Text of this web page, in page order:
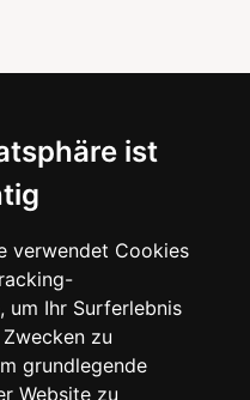
ist
verwendet Cookies
um Ihr Surferlebnis
zu
grundlegende
Website zu
Daten